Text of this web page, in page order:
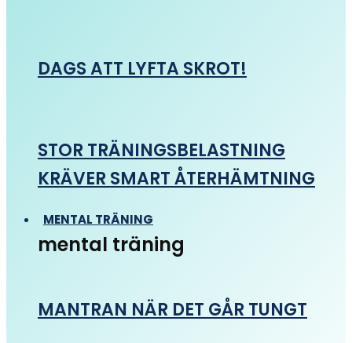
DAGS ATT LYFTA SKROT!
STOR TRÄNINGSBELASTNING
KRÄVER SMART ÅTERHÄMTNING
MENTAL TRÄNING
mental träning
MANTRAN NÄR DET GÅR TUNGT